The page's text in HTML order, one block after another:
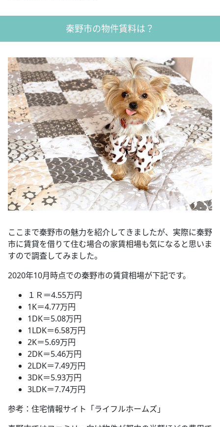
秦野市の物件賃料は？
ここまで秦野市の魅力を紹介してきましたが、実際に秦野
市に賃貸を借りて住む場合の家賃相場も気になると思いま
すので調査してみました。
2020年10月時点での秦野市の賃貸相場が下記です。
１Ｒ＝4.55万円
1K＝4.77万円
1DK＝5.08万円
1LDK＝6.58万円
2K＝5.69万円
2DK＝5.46万円
2LDK＝7.49万円
3DK＝5.93万円
3LDK＝7.74万円
参考：住宅情報サイト「ライフルホームズ」